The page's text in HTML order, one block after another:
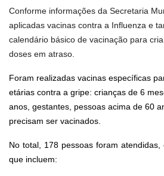
Conforme informações da Secretaria
aplicadas vacinas contra a Influenza e
calendário básico de vacinação para
doses em atraso.
Foram realizadas vacinas específicas
etárias contra a gripe: crianças de 6
anos, gestantes, pessoas acima de 60
precisam ser vacinados.
No total, 178 pessoas foram
que incluem: